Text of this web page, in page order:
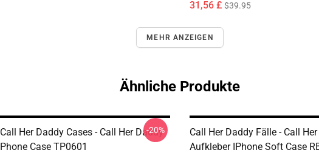
31,56 £ $39.95
MEHR ANZEIGEN
Ähnliche Produkte
Call Her Daddy Cases - Call Her Daddy
Phone Case TP0601
-20%
Call Her Daddy Fälle - Call
Aufkleber IPhone Soft Case